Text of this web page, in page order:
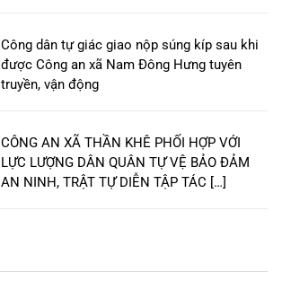
Công dân tự giác giao nộp súng kíp sau khi
được Công an xã Nam Đông Hưng tuyên
truyền, vận động
CÔNG AN XÃ THẦN KHÊ PHỐI HỢP VỚI
LỰC LƯỢNG DÂN QUÂN TỰ VỆ BẢO ĐẢM
AN NINH, TRẬT TỰ DIỄN TẬP TÁC […]